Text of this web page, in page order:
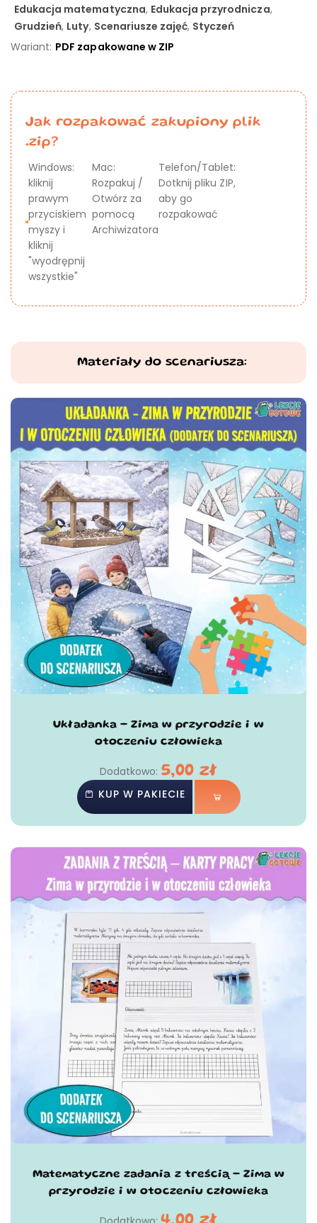
Edukacja matematyczna, Edukacja przyrodnicza,
Grudzień, Luty, Scenariusze zajęć, Styczeń
Wariant: PDF zapakowane w ZIP
Jak rozpakować zakupiony plik
.zip?
Windows:
kliknij
prawym
przyciskiem
myszy i
kliknij
"wyodrępnij
wszystkie"
Mac:
Rozpakuj /
Otwórz za
pomocą
Archiwizatora
Telefon/Tablet:
Dotknij pliku ZIP,
aby go
rozpakować
Materiały do scenariusza:
Układanka - Zima w przyrodzie i w
otoczeniu człowieka
Dodatkowo: 5,00 zł
KUP W PAKIECIE
Matematyczne zadania z treścią - Zima w
przyrodzie i w otoczeniu człowieka